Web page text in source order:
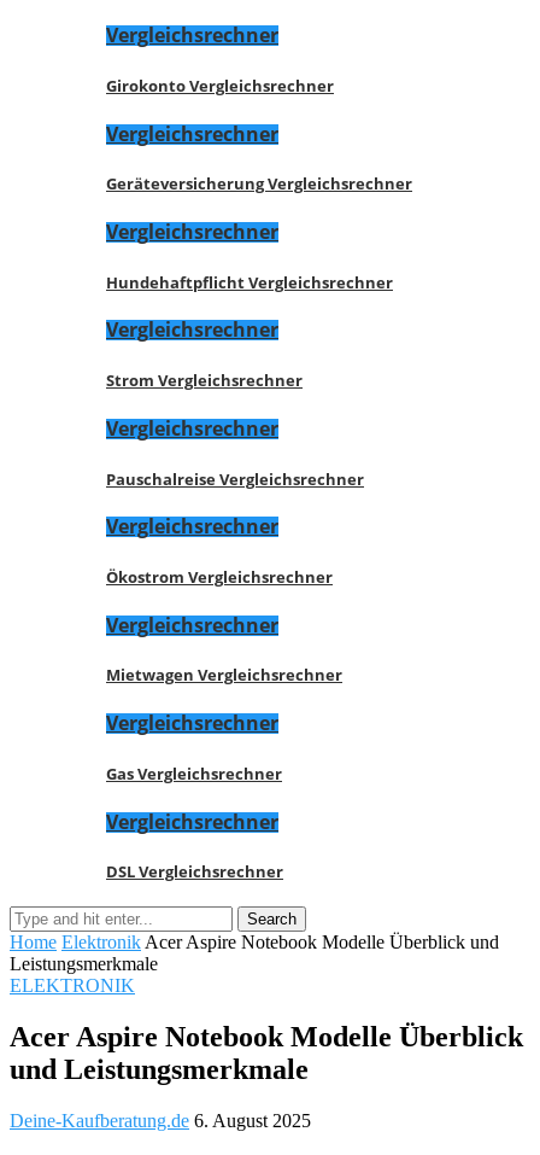
Vergleichsrechner
Girokonto Vergleichsrechner
Vergleichsrechner
Geräteversicherung Vergleichsrechner
Vergleichsrechner
Hundehaftpflicht Vergleichsrechner
Vergleichsrechner
Strom Vergleichsrechner
Vergleichsrechner
Pauschalreise Vergleichsrechner
Vergleichsrechner
Ökostrom Vergleichsrechner
Vergleichsrechner
Mietwagen Vergleichsrechner
Vergleichsrechner
Gas Vergleichsrechner
Vergleichsrechner
DSL Vergleichsrechner
Home Elektronik Acer Aspire Notebook Modelle Überblick und
Leistungsmerkmale
ELEKTRONIK
Acer Aspire Notebook Modelle Überblick
und Leistungsmerkmale
Deine-Kaufberatung.de 6. August 2025